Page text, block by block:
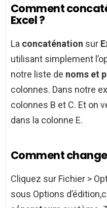
Comment
Excel ?
La concaténation sur
utilisant simplement
notre liste de noms et
colonnes. Dans notre
colonnes B et C. Et on
dans la colonne E.
Comment
Cliquez sur Fichier >
sous Options